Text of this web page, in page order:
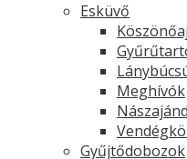
Esküvő
Meghívók
Gyűjtődobozok